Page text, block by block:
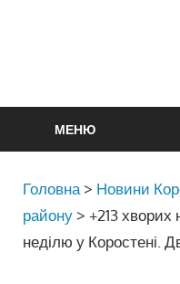
МЕНЮ
Головна > Новини
району >+213 хворих
неділю у Коростені.